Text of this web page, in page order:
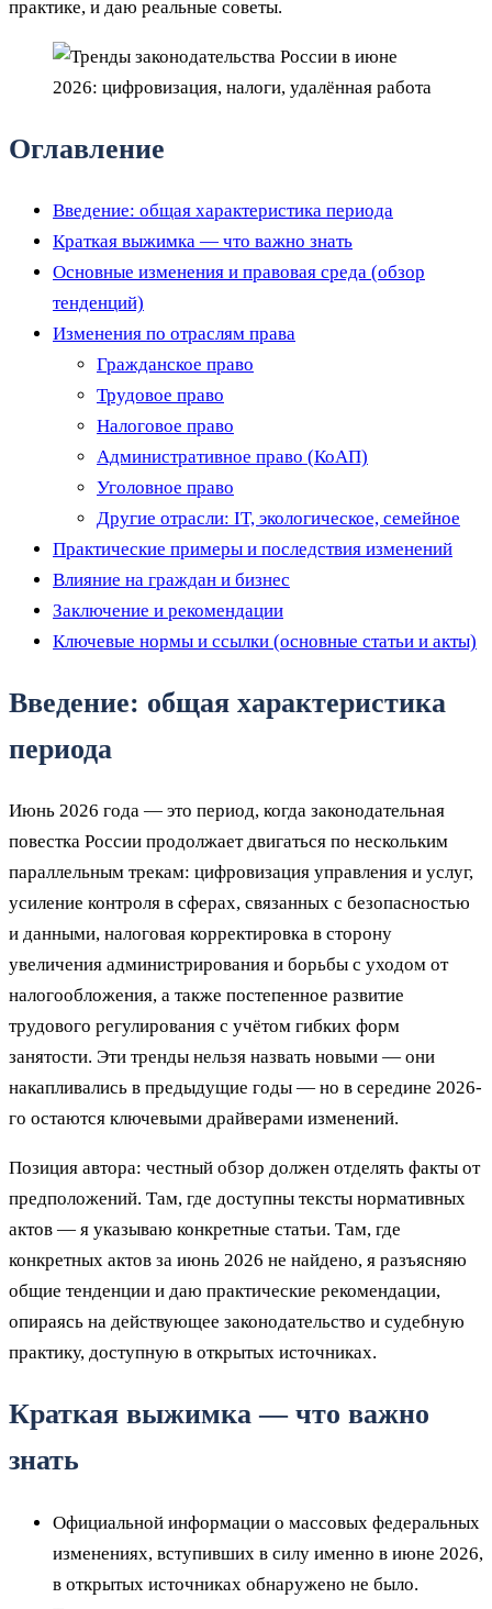
практике, и даю реальные советы.
Оглавление
Введение: общая характеристика периода
Краткая выжимка — что важно знать
Основные изменения и правовая среда (обзор
тенденций)
Изменения по отраслям права
Гражданское право
Трудовое право
Налоговое право
Административное право (КоАП)
Уголовное право
Другие отрасли: IT, экологическое, семейное
Практические примеры и последствия изменений
Влияние на граждан и бизнес
Заключение и рекомендации
Ключевые нормы и ссылки (основные статьи и акты)
Введение: общая характеристика
периода
Июнь 2026 года — это период, когда законодательная
повестка России продолжает двигаться по нескольким
параллельным трекам: цифровизация управления и услуг,
усиление контроля в сферах, связанных с безопасностью
и данными, налоговая корректировка в сторону
увеличения администрирования и борьбы с уходом от
налогообложения, а также постепенное развитие
трудового регулирования с учётом гибких форм
занятости. Эти тренды нельзя назвать новыми — они
накапливались в предыдущие годы — но в середине 2026-
го остаются ключевыми драйверами изменений.
Позиция автора: честный обзор должен отделять факты от
предположений. Там, где доступны тексты нормативных
актов — я указываю конкретные статьи. Там, где
конкретных актов за июнь 2026 не найдено, я разъясняю
общие тенденции и даю практические рекомендации,
опираясь на действующее законодательство и судебную
практику, доступную в открытых источниках.
Краткая выжимка — что важно
знать
Официальной информации о массовых федеральных
изменениях, вступивших в силу именно в июне 2026,
в открытых источниках обнаружено не было.